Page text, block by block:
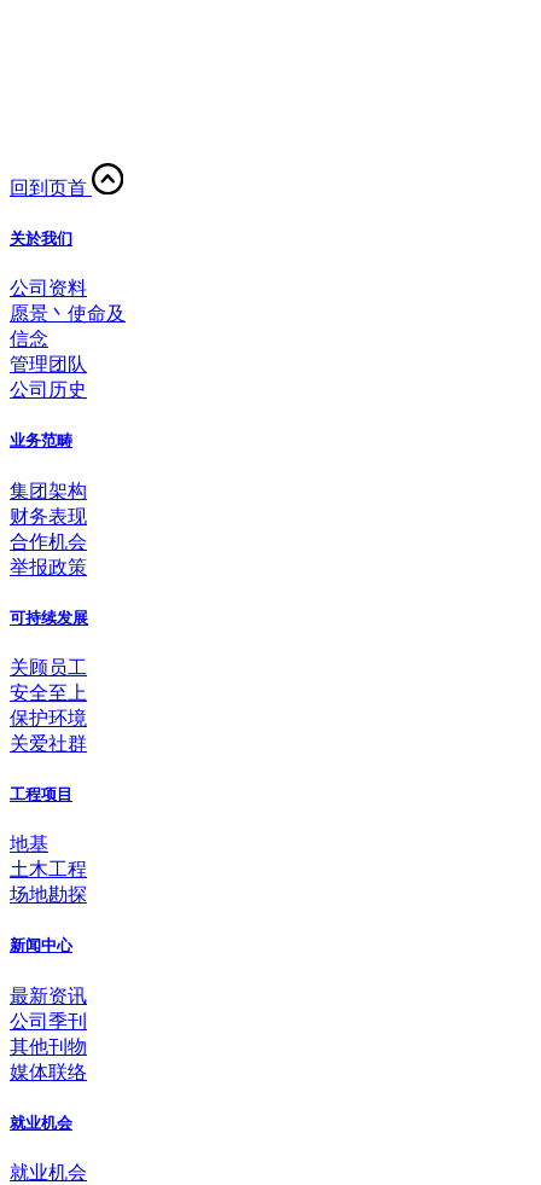
回到页首
关於我们
公司资料
愿景丶使命及
信念
管理团队
公司历史
业务范畴
集团架构
财务表现
合作机会
举报政策
可持续发展
关顾员工
安全至上
保护环境
关爱社群
工程项目
地基
土木工程
场地勘探
新闻中心
最新资讯
公司季刊
其他刊物
媒体联络
就业机会
就业机会